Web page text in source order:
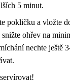
5 minut.
pokličku a vložte
snižte ohřev na
nechte ještě